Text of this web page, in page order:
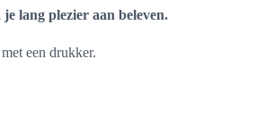
lang plezier aan beleven.
een drukker.